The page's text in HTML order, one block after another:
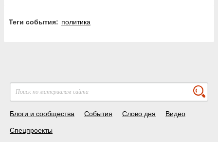
Теги события: политика
Блоги и сообщества События Слово дня Видео
Спецпроекты